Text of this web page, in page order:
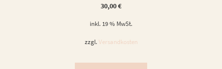
30,00€
inkl. 19 % MwSt.
zzgl. Versandkosten